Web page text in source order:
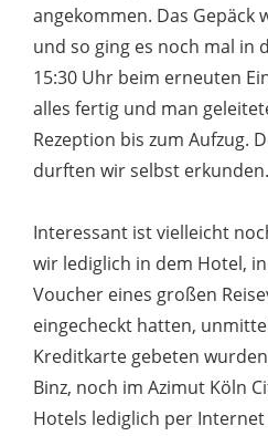
angekommen. Das Gepäck
und so ging es noch mal in
15:30 Uhr beim erneuten
alles fertig und man
Rezeption bis zum Aufzug.
durften wir selbst erkunden.
Interessant ist vielleicht
wir lediglich in dem Hotel,
Voucher eines großen
eingecheckt hatten,
Kreditkarte gebeten
Binz, noch im Azimut Köln
Hotels lediglich per